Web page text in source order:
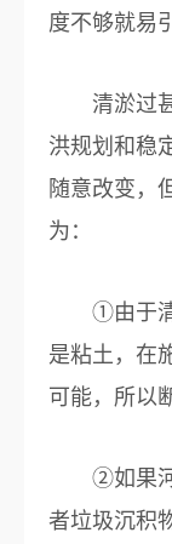
度不够就易
清淤过甚
洪规划和稳
随意改变，
为：
①由于清
是粘土，在
可能，所以
②如果河
者垃圾沉积